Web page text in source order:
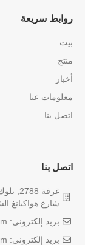
روابط سريعة
بيت
منتج
أخبار
معلومات عنا
اتصل بنا
اتصل بنا
غرفة
شارع هواكيانغ
بريد إلكتروني: sales8@ovleng.com
بريد إلكتروني: sales@ovleng.com